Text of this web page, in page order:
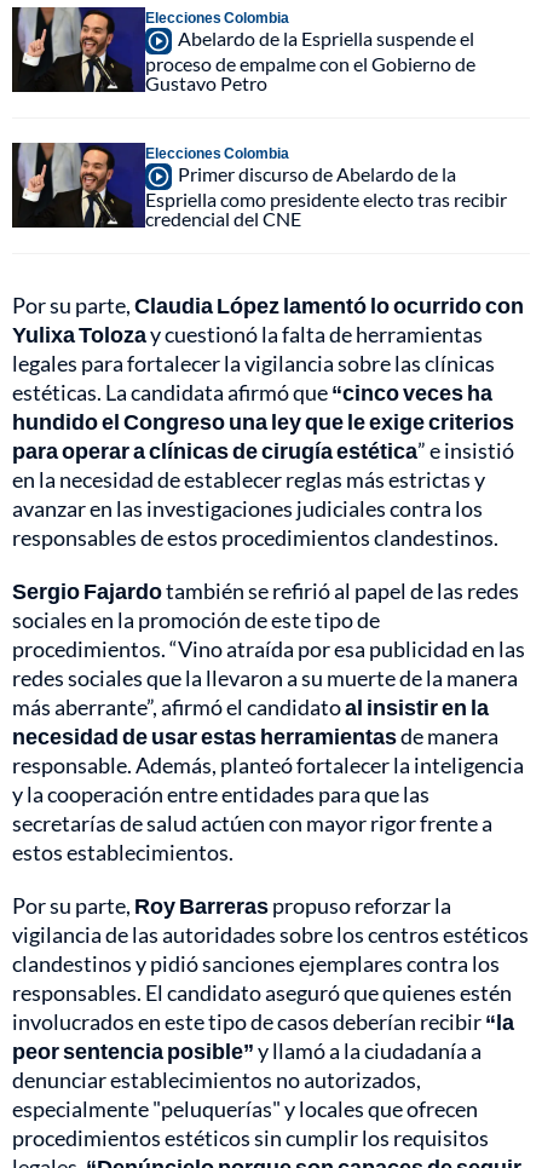
Elecciones Colombia
Abelardo de la Espriella suspende el
proceso de empalme con el Gobierno de
Gustavo Petro
Elecciones Colombia
Primer discurso de Abelardo de la
Espriella como presidente electo tras recibir
credencial del CNE
Por su parte,Claudia López lamentó lo ocurrido con
Yulixa Tolozay cuestionó la falta de herramientas
legales para fortalecer la vigilancia sobre las clínicas
estéticas. La candidata afirmó que“cinco veces ha
hundido el Congreso una ley que le exige criterios
para operar a clínicas de cirugía estética” e insistió
en la necesidad de establecer reglas más estrictas y
avanzar en las investigaciones judiciales contra los
responsables de estos procedimientos clandestinos.
Sergio Fajardotambién se refirió al papel de las redes
sociales en la promoción de este tipo de
procedimientos. “Vino atraída por esa publicidad en las
redes sociales que la llevaron a su muerte de la manera
más aberrante”, afirmó el candidatoal insistir en la
necesidad de usar estas herramientasde manera
responsable. Además, planteó fortalecer la inteligencia
y la cooperación entre entidades para que las
secretarías de salud actúen con mayor rigor frente a
estos establecimientos.
Por su parte, Roy Barreraspropuso reforzar la
vigilancia de las autoridades sobre los centros estéticos
clandestinos y pidió sanciones ejemplares contra los
responsables. El candidato aseguró que quienes estén
involucrados en este tipo de casos deberían recibir“la
peor sentencia posible”y llamó a la ciudadanía a
denunciar establecimientos no autorizados,
especialmente "peluquerías" y locales que ofrecen
procedimientos estéticos sin cumplir los requisitos